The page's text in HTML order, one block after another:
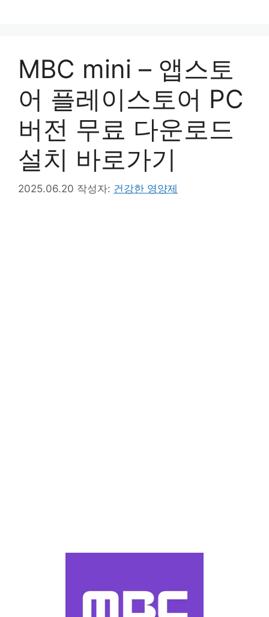
MBC mini – 앱스토
어 플레이스토어 PC
버전 무료 다운로드
설치 바로가기
2025.06.20 작성자: 건강한 영양제